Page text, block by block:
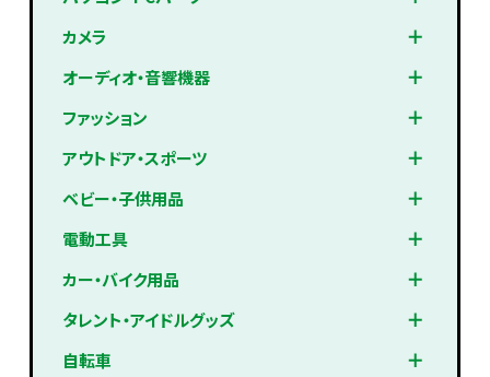
カメラ
オーディオ・音響機器
ファッション
アウトドア・スポーツ
ベビー・子供用品
電動工具
カー・バイク用品
タレント・アイドルグッズ
自転車